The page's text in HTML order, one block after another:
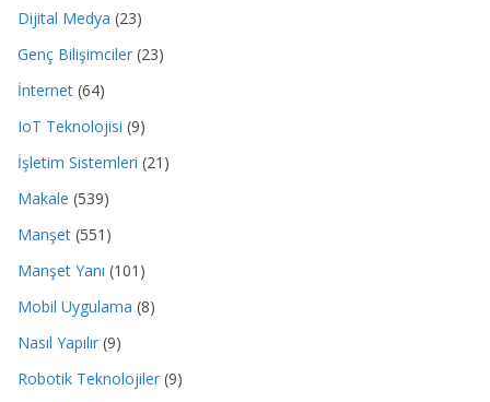
Dijital Medya (23)
Genç Bilişimciler (23)
İnternet (64)
IoT Teknolojisi (9)
İşletim Sistemleri (21)
Makale (539)
Manşet (551)
Manşet Yanı (101)
Mobil Uygulama (8)
Nasıl Yapılır (9)
Robotik Teknolojiler (9)